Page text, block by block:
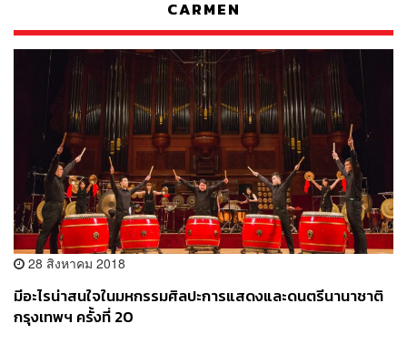
CARMEN
28 สิงหาคม 2018
มีอะไรน่าสนใจในมหกรรมศิลปะการแสดงและดนตรีนานาชาติ
กรุงเทพฯ ครั้งที่ 20